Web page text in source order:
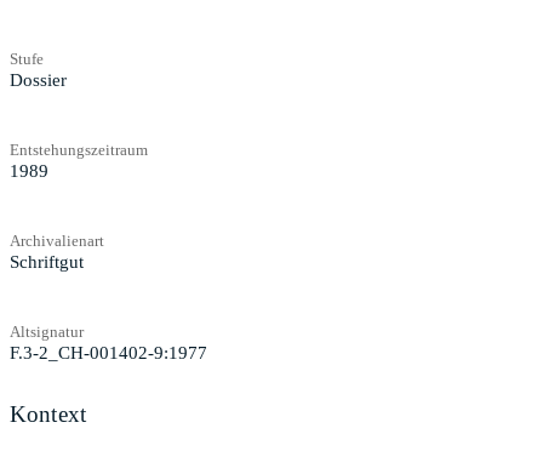
Stufe
Dossier
Entstehungszeitraum
1989
Archivalienart
Schriftgut
Altsignatur
F.3-2_CH-001402-9:1977
Kontext